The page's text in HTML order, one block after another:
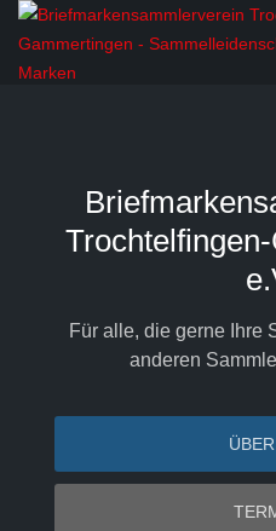
Für alle, die gerne Ihre
anderen